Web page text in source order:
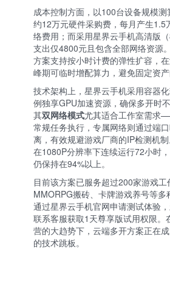
成本控制方面，以100台设备规模测
约12万元硬件采购费，每月产生1.5
络费用；而采用星界云手机高清版
支出仅4800元且包含全部网络资源
方案支持按小时计费的弹性扩容，
峰期可临时增配算力，避免固定资产
技术架构上，星界云手机采用容器
例独享GPU加速资源，确保多开时
其双网络模式尤其适合工作室需求
常规任务执行，专属网络则通过端
离，有效规避游戏厂商的IP检测机制
在1080P分辨率下连续运行72小时
仍保持在94%以上。
目前该方案已服务超过200家游戏工
MMORPG搬砖、卡牌游戏养号等
通过星界云手机官网申请测试体验
联系客服获取1天尊享版试用权限。
营的大趋势下，云端多开方案正在
的技术跳板。